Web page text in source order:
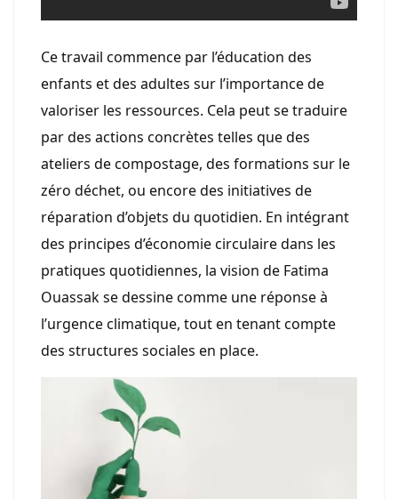
Ce travail commence par l’éducation des
enfants et des adultes sur l’importance de
valoriser les ressources. Cela peut se traduire
par des actions concrètes telles que des
ateliers de compostage, des formations sur le
zéro déchet, ou encore des initiatives de
réparation d’objets du quotidien. En intégrant
des principes d’économie circulaire dans les
pratiques quotidiennes, la vision de Fatima
Ouassak se dessine comme une réponse à
l’urgence climatique, tout en tenant compte
des structures sociales en place.